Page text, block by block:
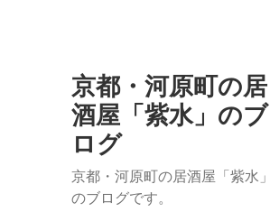
京都・河原町の居
酒屋「紫水」のブ
ログ
京都・河原町の居酒屋「紫水」
のブログです。